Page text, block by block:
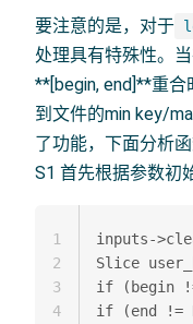
要注意的是，对于
处理具有特殊性。
**[begin, end]**重
到文件的min key/
了功能，下面分析
S1 首先根据参数初
inputs-
Slice
if (begin
if (end !=
1
2
3
4